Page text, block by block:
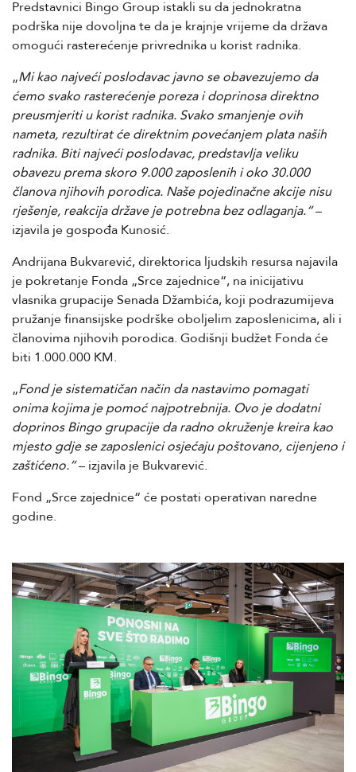
Predstavnici Bingo Group istakli su da jednokratna
podrška nije dovoljna te da je krajnje vrijeme da država
omogući rasterećenje privrednika u korist radnika.
„Mi kao najveći poslodavac javno se obavezujemo da
ćemo svako rasterećenje poreza i doprinosa direktno
preusmjeriti u korist radnika. Svako smanjenje ovih
nameta, rezultirat će direktnim povećanjem plata naših
radnika. Biti najveći poslodavac, predstavlja veliku
obavezu prema skoro 9.000 zaposlenih i oko 30.000
članova njihovih porodica. Naše pojedinačne akcije nisu
rješenje, reakcija države je potrebna bez odlaganja.“–
izjavila je gospođa Kunosić.
Andrijana Bukvarević, direktorica ljudskih resursa najavila
je pokretanje Fonda „Srce zajednice“, na inicijativu
vlasnika grupacije Senada Džambića, koji podrazumijeva
pružanje finansijske podrške oboljelim zaposlenicima, ali i
članovima njihovih porodica. Godišnji budžet Fonda će
biti 1.000.000 KM.
„Fond je sistematičan način da nastavimo pomagati
onima kojima je pomoć najpotrebnija. Ovo je dodatni
doprinos Bingo grupacije da radno okruženje kreira kao
mjesto gdje se zaposlenici osjećaju poštovano, cijenjeno i
zaštićeno.“– izjavila je Bukvarević.
Fond „Srce zajednice“ će postati operativan naredne
godine.